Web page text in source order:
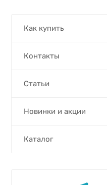
Как купить
Контакты
Статьи
Новинки и акции
Каталог